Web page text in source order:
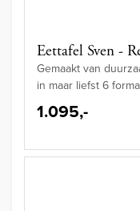
Eettafel Sven -
Gemaakt van
in maar liefst 6
1.095,-